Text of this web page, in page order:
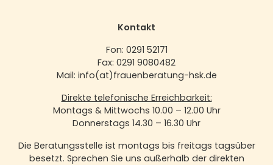
Kontakt
Fon: 0291 52171
Fax: 0291 9080482
Mail: info(at)frauenberatung-hsk.de
Direkte telefonische Erreichbarkeit:
Montags & Mittwochs 10.00 – 12.00 Uhr
Donnerstags 14.30 – 16.30 Uhr
Die Beratungsstelle ist montags bis freitags tagsüber
besetzt. Sprechen Sie uns außerhalb der direkten